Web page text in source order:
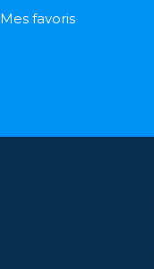
Mes favoris